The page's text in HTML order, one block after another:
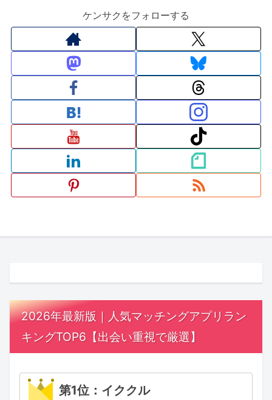
ケンサクをフォローする
2026年最新版｜人気マッチングアプリラン
キングTOP6【出会い重視で厳選】
第1位：イククル